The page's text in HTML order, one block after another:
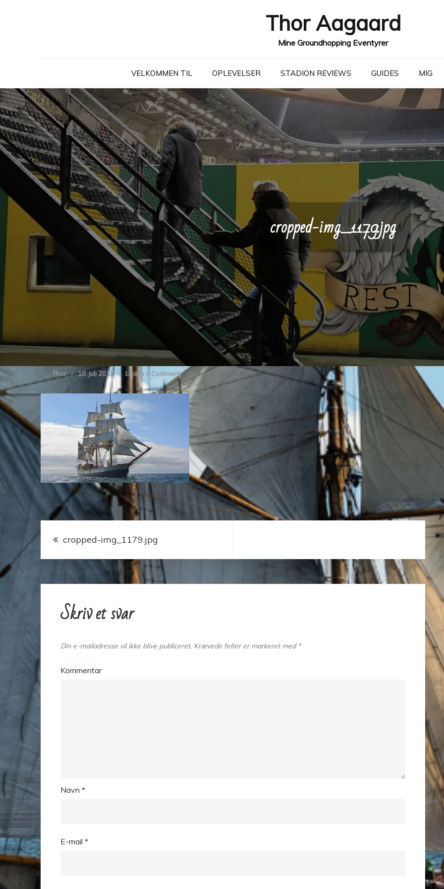
Thor Aagaard
Mine Groundhopping Eventyrer
VELKOMMEN TIL OPLEVELSER STADION REVIEWS GUIDES MIG
cropped-img_1179.jpg
By Thor 10. juli 2017 Leave a Commenton
cropped-
img_1179.jpg
Indlægsnavigation
cropped-img_1179.jpg
Skriv et svar
Din e-mailadresse vil ikke blive publiceret. Krævede felter er markeret med *
Kommentar
Navn *
E-mail *